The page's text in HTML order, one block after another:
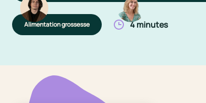
Alimentation grossesse 4 minutes